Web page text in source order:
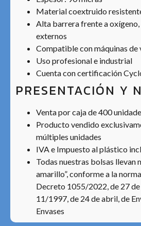
Material coextruido
Alta barrera frente a oxígeno,
externos
Compatible con máquinas
Uso profesional e industrial
Cuenta con certificación
PRESENTACIÓN Y
Venta por caja de 400
Producto vendido
múltiples unidades
IVA e Impuesto al plástico
Todas nuestras bolsas llevan
amarillo”, conforme a la
Decreto 1055/2022, de 27
11/1997, de 24 de abril, de
Envases